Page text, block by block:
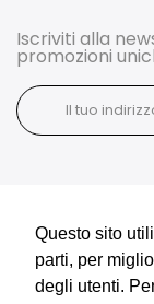
Questo sito
parti, per
degli utenti.
Questo sito
parti, per
degli utenti.
Iscriviti alla
promozioni